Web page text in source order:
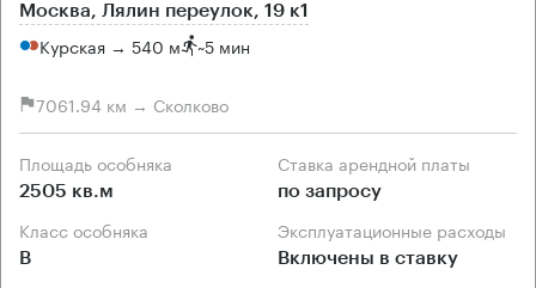
Москва, Лялин переулок, 19 к1
Курская → 540 м ~5 мин
7061.94 км → Сколково
Площадь особняка
2505 кв.м
Ставка арендной платы
по запросу
Класс особняка
B
Эксплуатационные расходы
Включены в ставку